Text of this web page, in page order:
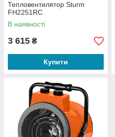
Тепловентилятор Sturm
FH2251RC
В наявності
3 615 ₴
Купити